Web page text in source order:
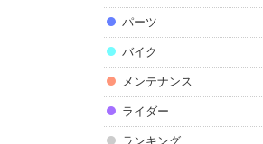
パーツ
バイク
メンテナンス
ライダー
ランキング